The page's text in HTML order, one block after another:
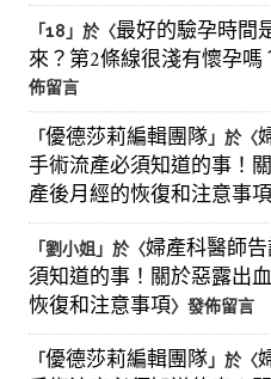
「18 」於〈最好的驗孕時間
來？第2條線很淺有懷孕
佈留言
「優德莎莉編輯團隊」於〈
手術流產必須知道的事！
產後月經的恢復和注意事項
「劉小姐 」於〈婦產科醫師
須知道的事！關於惡露出
恢復和注意事項〉發佈留言
「優德莎莉編輯團隊」於〈